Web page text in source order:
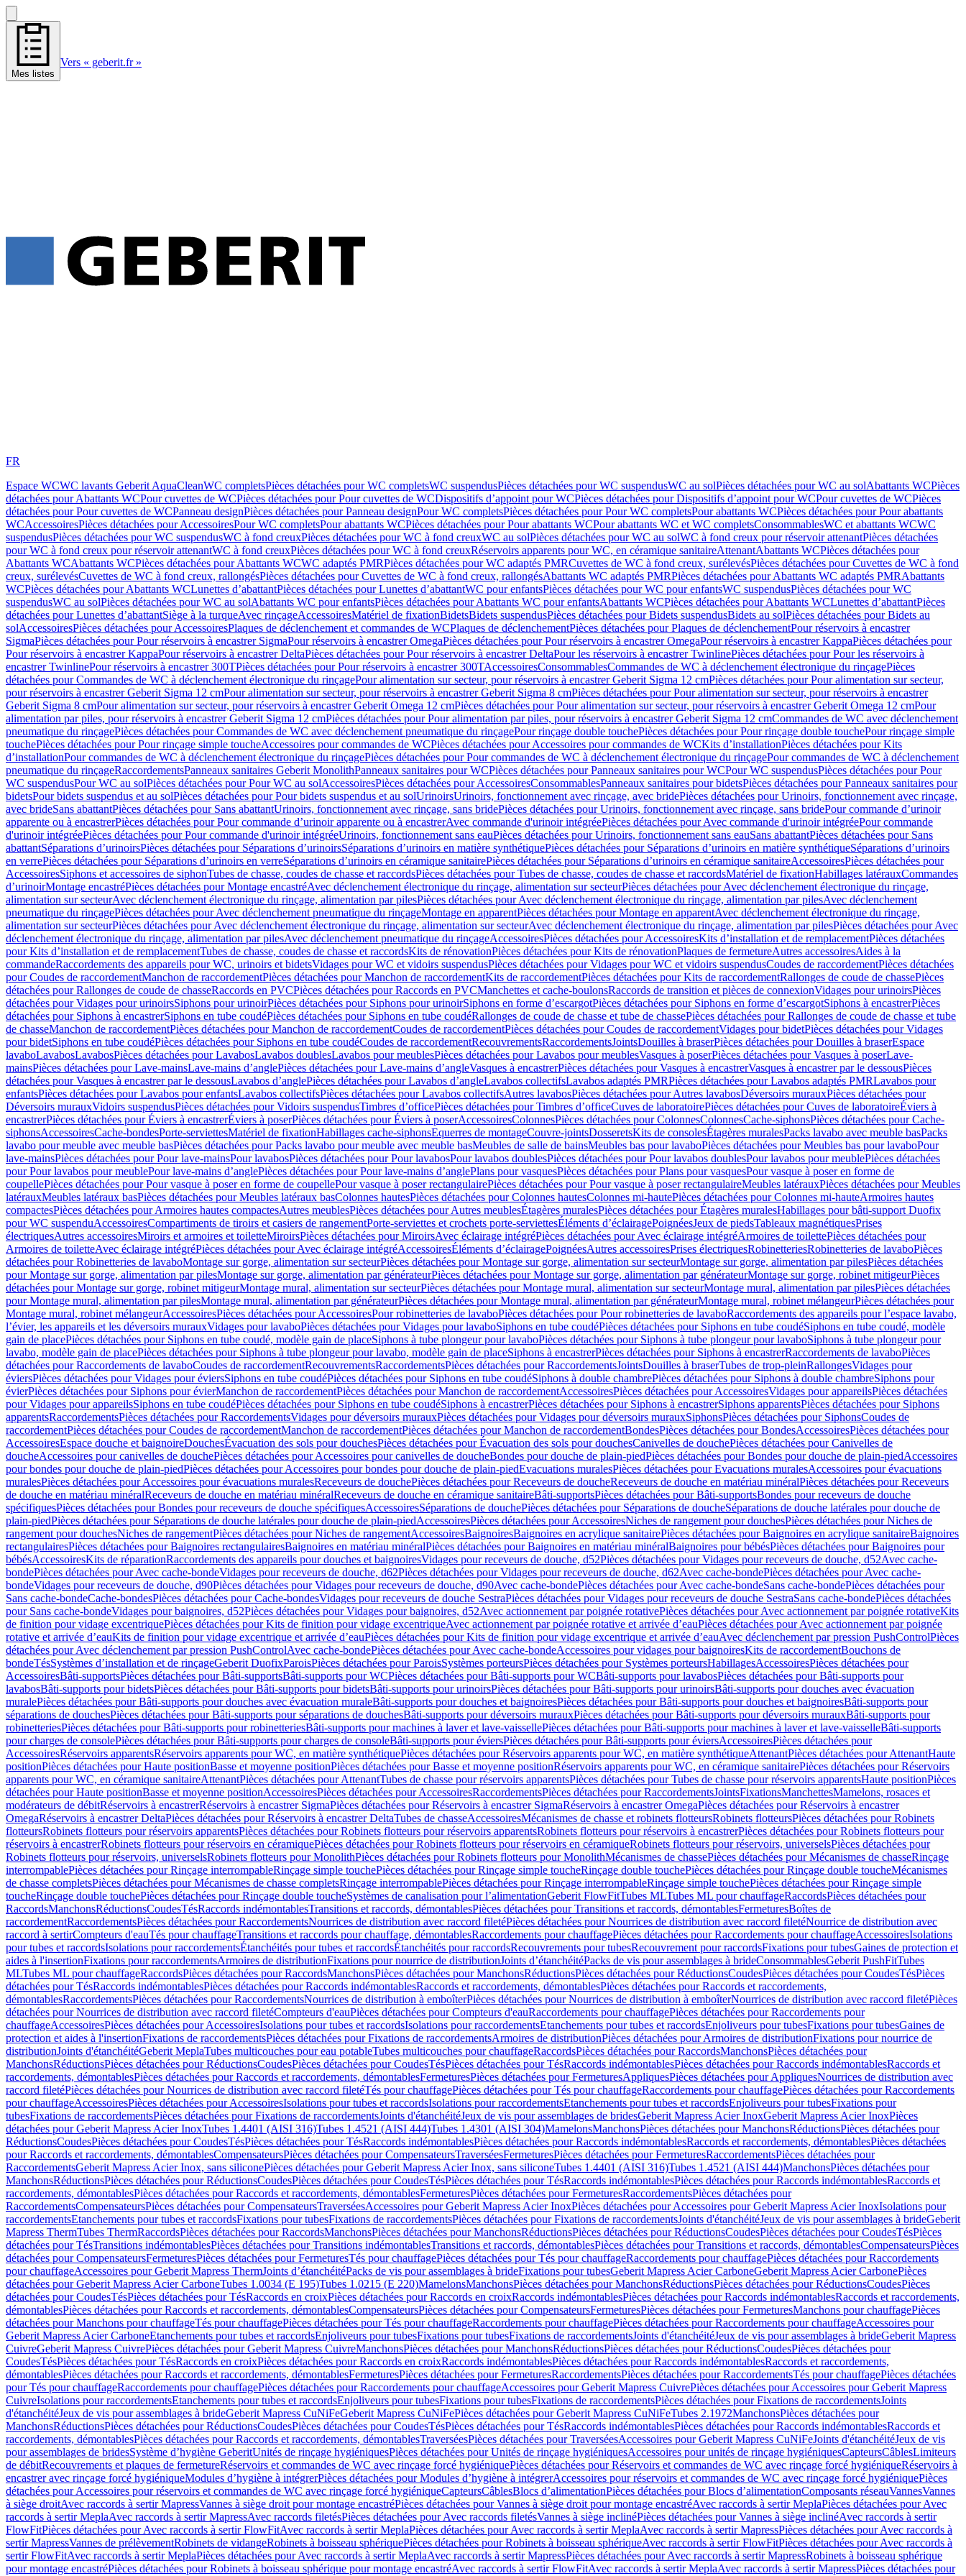
Mes listes
Vers « geberit.fr »
FR
Espace WCWC lavants Geberit AquaCleanWC completsPièces détachées pour WC completsWC suspendusPièces détachées pour WC suspendusWC au solPièces détachées pour WC au solAbattants WCPièces
détachées pour Abattants WCPour cuvettes de WCPièces détachées pour Pour cuvettes de WCDispositifs d’appoint pour WCPièces détachées pour Dispositifs d’appoint pour WCPour cuvettes de WCPièces
détachées pour Pour cuvettes de WCPanneau designPièces détachées pour Panneau designPour WC completsPièces détachées pour Pour WC completsPour abattants WCPièces détachées pour Pour abattants
WCAccessoiresPièces détachées pour AccessoiresPour WC completsPour abattants WCPièces détachées pour Pour abattants WCPour abattants WC et WC completsConsommablesWC et abattants WCWC
suspendusPièces détachées pour WC suspendusWC à fond creuxPièces détachées pour WC à fond creuxWC au solPièces détachées pour WC au solWC à fond creux pour réservoir attenantPièces détachées
pour WC à fond creux pour réservoir attenantWC à fond creuxPièces détachées pour WC à fond creuxRéservoirs apparents pour WC, en céramique sanitaireAttenantAbattants WCPièces détachées pour
Abattants WCAbattants WCPièces détachées pour Abattants WCWC adaptés PMRPièces détachées pour WC adaptés PMRCuvettes de WC à fond creux, surélevésPièces détachées pour Cuvettes de WC à fond
creux, surélevésCuvettes de WC à fond creux, rallongésPièces détachées pour Cuvettes de WC à fond creux, rallongésAbattants WC adaptés PMRPièces détachées pour Abattants WC adaptés PMRAbattants
WCPièces détachées pour Abattants WCLunettes d’abattantPièces détachées pour Lunettes d’abattantWC pour enfantsPièces détachées pour WC pour enfantsWC suspendusPièces détachées pour WC
suspendusWC au solPièces détachées pour WC au solAbattants WC pour enfantsPièces détachées pour Abattants WC pour enfantsAbattants WCPièces détachées pour Abattants WCLunettes d’abattantPièces
détachées pour Lunettes d’abattantSiège à la turqueAvec rinçageAccessoiresMatériel de fixationBidetsBidets suspendusPièces détachées pour Bidets suspendusBidets au solPièces détachées pour Bidets au
solAccessoiresPièces détachées pour AccessoiresPlaques de déclenchement et commandes de WCPlaques de déclenchementPièces détachées pour Plaques de déclenchementPour réservoirs à encastrer
SigmaPièces détachées pour Pour réservoirs à encastrer SigmaPour réservoirs à encastrer OmegaPièces détachées pour Pour réservoirs à encastrer OmegaPour réservoirs à encastrer KappaPièces détachées pour
Pour réservoirs à encastrer KappaPour réservoirs à encastrer DeltaPièces détachées pour Pour réservoirs à encastrer DeltaPour les réservoirs à encastrer TwinlinePièces détachées pour Pour les réservoirs à
encastrer TwinlinePour réservoirs à encastrer 300TPièces détachées pour Pour réservoirs à encastrer 300TAccessoiresConsommablesCommandes de WC à déclenchement électronique du rinçagePièces
détachées pour Commandes de WC à déclenchement électronique du rinçagePour alimentation sur secteur, pour réservoirs à encastrer Geberit Sigma 12 cmPièces détachées pour Pour alimentation sur secteur,
pour réservoirs à encastrer Geberit Sigma 12 cmPour alimentation sur secteur, pour réservoirs à encastrer Geberit Sigma 8 cmPièces détachées pour Pour alimentation sur secteur, pour réservoirs à encastrer
Geberit Sigma 8 cmPour alimentation sur secteur, pour réservoirs à encastrer Geberit Omega 12 cmPièces détachées pour Pour alimentation sur secteur, pour réservoirs à encastrer Geberit Omega 12 cmPour
alimentation par piles, pour réservoirs à encastrer Geberit Sigma 12 cmPièces détachées pour Pour alimentation par piles, pour réservoirs à encastrer Geberit Sigma 12 cmCommandes de WC avec déclenchement
pneumatique du rinçagePièces détachées pour Commandes de WC avec déclenchement pneumatique du rinçagePour rinçage double touchePièces détachées pour Pour rinçage double touchePour rinçage simple
touchePièces détachées pour Pour rinçage simple toucheAccessoires pour commandes de WCPièces détachées pour Accessoires pour commandes de WCKits d’installationPièces détachées pour Kits
d’installationPour commandes de WC à déclenchement électronique du rinçagePièces détachées pour Pour commandes de WC à déclenchement électronique du rinçagePour commandes de WC à déclenchement
pneumatique du rinçageRaccordementsPanneaux sanitaires Geberit MonolithPanneaux sanitaires pour WCPièces détachées pour Panneaux sanitaires pour WCPour WC suspendusPièces détachées pour Pour
WC suspendusPour WC au solPièces détachées pour Pour WC au solAccessoiresPièces détachées pour AccessoiresConsommablesPanneaux sanitaires pour bidetsPièces détachées pour Panneaux sanitaires pour
bidetsPour bidets suspendus et au solPièces détachées pour Pour bidets suspendus et au solUrinoirsUrinoirs, fonctionnement avec rinçage, avec bridePièces détachées pour Urinoirs, fonctionnement avec rinçage,
avec brideSans abattantPièces détachées pour Sans abattantUrinoirs, fonctionnement avec rinçage, sans bridePièces détachées pour Urinoirs, fonctionnement avec rinçage, sans bridePour commande d’urinoir
apparente ou à encastrerPièces détachées pour Pour commande d’urinoir apparente ou à encastrerAvec commande d'urinoir intégréePièces détachées pour Avec commande d'urinoir intégréePour commande
d'urinoir intégréePièces détachées pour Pour commande d'urinoir intégréeUrinoirs, fonctionnement sans eauPièces détachées pour Urinoirs, fonctionnement sans eauSans abattantPièces détachées pour Sans
abattantSéparations d’urinoirsPièces détachées pour Séparations d’urinoirsSéparations d’urinoirs en matière synthétiquePièces détachées pour Séparations d’urinoirs en matière synthétiqueSéparations d’urinoirs
en verrePièces détachées pour Séparations d’urinoirs en verreSéparations d’urinoirs en céramique sanitairePièces détachées pour Séparations d’urinoirs en céramique sanitaireAccessoiresPièces détachées pour
AccessoiresSiphons et accessoires de siphonTubes de chasse, coudes de chasse et raccordsPièces détachées pour Tubes de chasse, coudes de chasse et raccordsMatériel de fixationHabillages latérauxCommandes
dʼurinoirMontage encastréPièces détachées pour Montage encastréAvec déclenchement électronique du rinçage, alimentation sur secteurPièces détachées pour Avec déclenchement électronique du rinçage,
alimentation sur secteurAvec déclenchement électronique du rinçage, alimentation par pilesPièces détachées pour Avec déclenchement électronique du rinçage, alimentation par pilesAvec déclenchement
pneumatique du rinçagePièces détachées pour Avec déclenchement pneumatique du rinçageMontage en apparentPièces détachées pour Montage en apparentAvec déclenchement électronique du rinçage,
alimentation sur secteurPièces détachées pour Avec déclenchement électronique du rinçage, alimentation sur secteurAvec déclenchement électronique du rinçage, alimentation par pilesPièces détachées pour Avec
déclenchement électronique du rinçage, alimentation par pilesAvec déclenchement pneumatique du rinçageAccessoiresPièces détachées pour AccessoiresKits d’installation et de remplacementPièces détachées
pour Kits d’installation et de remplacementTubes de chasse, coudes de chasse et raccordsKits de rénovationPièces détachées pour Kits de rénovationPlaques de fermetureAutres accessoiresAides à la
commandeRaccordements des appareils pour WC, urinoirs et bidetsVidages pour WC et vidoirs suspendusPièces détachées pour Vidages pour WC et vidoirs suspendusCoudes de raccordementPièces détachées
pour Coudes de raccordementManchon de raccordementPièces détachées pour Manchon de raccordementKits de raccordementPièces détachées pour Kits de raccordementRallonges de coude de chassePièces
détachées pour Rallonges de coude de chasseRaccords en PVCPièces détachées pour Raccords en PVCManchettes et cache-boulonsRaccords de transition et pièces de connexionVidages pour urinoirsPièces
détachées pour Vidages pour urinoirsSiphons pour urinoirPièces détachées pour Siphons pour urinoirSiphons en forme d’escargotPièces détachées pour Siphons en forme d’escargotSiphons à encastrerPièces
détachées pour Siphons à encastrerSiphons en tube coudéPièces détachées pour Siphons en tube coudéRallonges de coude de chasse et tube de chassePièces détachées pour Rallonges de coude de chasse et tube
de chasseManchon de raccordementPièces détachées pour Manchon de raccordementCoudes de raccordementPièces détachées pour Coudes de raccordementVidages pour bidetPièces détachées pour Vidages
pour bidetSiphons en tube coudéPièces détachées pour Siphons en tube coudéCoudes de raccordementRecouvrementsRaccordementsJointsDouilles à braserPièces détachées pour Douilles à braserEspace
lavaboLavabosLavabosPièces détachées pour LavabosLavabos doublesLavabos pour meublesPièces détachées pour Lavabos pour meublesVasques à poserPièces détachées pour Vasques à poserLave-
mainsPièces détachées pour Lave-mainsLave-mains d’anglePièces détachées pour Lave-mains d’angleVasques à encastrerPièces détachées pour Vasques à encastrerVasques à encastrer par le dessousPièces
détachées pour Vasques à encastrer par le dessousLavabos d’anglePièces détachées pour Lavabos d’angleLavabos collectifsLavabos adaptés PMRPièces détachées pour Lavabos adaptés PMRLavabos pour
enfantsPièces détachées pour Lavabos pour enfantsLavabos collectifsPièces détachées pour Lavabos collectifsAutres lavabosPièces détachées pour Autres lavabosDéversoirs murauxPièces détachées pour
Déversoirs murauxVidoirs suspendusPièces détachées pour Vidoirs suspendusTimbres dʼofficePièces détachées pour Timbres dʼofficeCuves de laboratoirePièces détachées pour Cuves de laboratoireÉviers à
encastrerPièces détachées pour Éviers à encastrerÉviers à poserPièces détachées pour Éviers à poserAccessoiresColonnesPièces détachées pour ColonnesColonnesCache-siphonsPièces détachées pour Cache-
siphonsAccessoiresCache-bondesPorte-serviettesMatériel de fixationHabillages cache-siphonsEquerres de montageCouvre-jointsDosseretsKits de consolesÉtagères muralesPacks lavabo avec meuble basPacks
lavabo pour meuble avec meuble basPièces détachées pour Packs lavabo pour meuble avec meuble basMeubles de salle de bainsMeubles bas pour lavaboPièces détachées pour Meubles bas pour lavaboPour
lave-mainsPièces détachées pour Pour lave-mainsPour lavabosPièces détachées pour Pour lavabosPour lavabos doublesPièces détachées pour Pour lavabos doublesPour lavabos pour meublePièces détachées
pour Pour lavabos pour meublePour lave-mains d’anglePièces détachées pour Pour lave-mains d’anglePlans pour vasquesPièces détachées pour Plans pour vasquesPour vasque à poser en forme de
coupellePièces détachées pour Pour vasque à poser en forme de coupellePour vasque à poser rectangulairePièces détachées pour Pour vasque à poser rectangulaireMeubles latérauxPièces détachées pour Meubles
latérauxMeubles latéraux basPièces détachées pour Meubles latéraux basColonnes hautesPièces détachées pour Colonnes hautesColonnes mi-hautePièces détachées pour Colonnes mi-hauteArmoires hautes
compactesPièces détachées pour Armoires hautes compactesAutres meublesPièces détachées pour Autres meublesÉtagères muralesPièces détachées pour Étagères muralesHabillages pour bâti-support Duofix
pour WC suspenduAccessoiresCompartiments de tiroirs et casiers de rangementPorte-serviettes et crochets porte-serviettesÉléments d’éclairagePoignéesJeux de piedsTableaux magnétiquesPrises
électriquesAutres accessoiresMiroirs et armoires et toiletteMiroirsPièces détachées pour MiroirsAvec éclairage intégréPièces détachées pour Avec éclairage intégréArmoires de toilettePièces détachées pour
Armoires de toiletteAvec éclairage intégréPièces détachées pour Avec éclairage intégréAccessoiresÉléments d’éclairagePoignéesAutres accessoiresPrises électriquesRobinetteriesRobinetteries de lavaboPièces
détachées pour Robinetteries de lavaboMontage sur gorge, alimentation sur secteurPièces détachées pour Montage sur gorge, alimentation sur secteurMontage sur gorge, alimentation par pilesPièces détachées
pour Montage sur gorge, alimentation par pilesMontage sur gorge, alimentation par générateurPièces détachées pour Montage sur gorge, alimentation par générateurMontage sur gorge, robinet mitigeurPièces
détachées pour Montage sur gorge, robinet mitigeurMontage mural, alimentation sur secteurPièces détachées pour Montage mural, alimentation sur secteurMontage mural, alimentation par pilesPièces détachées
pour Montage mural, alimentation par pilesMontage mural, alimentation par générateurPièces détachées pour Montage mural, alimentation par générateurMontage mural, robinet mélangeurPièces détachées pour
Montage mural, robinet mélangeurAccessoiresPièces détachées pour AccessoiresPour robinetteries de lavaboPièces détachées pour Pour robinetteries de lavaboRaccordements des appareils pour l’espace lavabo,
l’évier, les appareils et les déversoirs murauxVidages pour lavaboPièces détachées pour Vidages pour lavaboSiphons en tube coudéPièces détachées pour Siphons en tube coudéSiphons en tube coudé, modèle
gain de placePièces détachées pour Siphons en tube coudé, modèle gain de placeSiphons à tube plongeur pour lavaboPièces détachées pour Siphons à tube plongeur pour lavaboSiphons à tube plongeur pour
lavabo, modèle gain de placePièces détachées pour Siphons à tube plongeur pour lavabo, modèle gain de placeSiphons à encastrerPièces détachées pour Siphons à encastrerRaccordements de lavaboPièces
détachées pour Raccordements de lavaboCoudes de raccordementRecouvrementsRaccordementsPièces détachées pour RaccordementsJointsDouilles à braserTubes de trop-pleinRallongesVidages pour
éviersPièces détachées pour Vidages pour éviersSiphons en tube coudéPièces détachées pour Siphons en tube coudéSiphons à double chambrePièces détachées pour Siphons à double chambreSiphons pour
évierPièces détachées pour Siphons pour évierManchon de raccordementPièces détachées pour Manchon de raccordementAccessoiresPièces détachées pour AccessoiresVidages pour appareilsPièces détachées
pour Vidages pour appareilsSiphons en tube coudéPièces détachées pour Siphons en tube coudéSiphons à encastrerPièces détachées pour Siphons à encastrerSiphons apparentsPièces détachées pour Siphons
apparentsRaccordementsPièces détachées pour RaccordementsVidages pour déversoirs murauxPièces détachées pour Vidages pour déversoirs murauxSiphonsPièces détachées pour SiphonsCoudes de
raccordementPièces détachées pour Coudes de raccordementManchon de raccordementPièces détachées pour Manchon de raccordementBondesPièces détachées pour BondesAccessoiresPièces détachées pour
AccessoiresEspace douche et baignoireDouchesÉvacuation des sols pour douchesPièces détachées pour Évacuation des sols pour douchesCanivelles de douchePièces détachées pour Canivelles de
doucheAccessoires pour canivelles de douchePièces détachées pour Accessoires pour canivelles de doucheBondes pour douche de plain-piedPièces détachées pour Bondes pour douche de plain-piedAccessoires
pour bondes pour douche de plain-piedPièces détachées pour Accessoires pour bondes pour douche de plain-piedEvacuations muralesPièces détachées pour Evacuations muralesAccessoires pour évacuations
muralesPièces détachées pour Accessoires pour évacuations muralesReceveurs de douchePièces détachées pour Receveurs de doucheReceveurs de douche en matériau minéralPièces détachées pour Receveurs
de douche en matériau minéralReceveurs de douche en matériau minéralReceveurs de douche en céramique sanitaireBâti-supportsPièces détachées pour Bâti-supportsBondes pour receveurs de douche
spécifiquesPièces détachées pour Bondes pour receveurs de douche spécifiquesAccessoiresSéparations de douchePièces détachées pour Séparations de doucheSéparations de douche latérales pour douche de
plain-piedPièces détachées pour Séparations de douche latérales pour douche de plain-piedAccessoiresPièces détachées pour AccessoiresNiches de rangement pour douchesPièces détachées pour Niches de
rangement pour douchesNiches de rangementPièces détachées pour Niches de rangementAccessoiresBaignoiresBaignoires en acrylique sanitairePièces détachées pour Baignoires en acrylique sanitaireBaignoires
rectangulairesPièces détachées pour Baignoires rectangulairesBaignoires en matériau minéralPièces détachées pour Baignoires en matériau minéralBaignoires pour bébésPièces détachées pour Baignoires pour
bébésAccessoiresKits de réparationRaccordements des appareils pour douches et baignoiresVidages pour receveurs de douche, d52Pièces détachées pour Vidages pour receveurs de douche, d52Avec cache-
bondePièces détachées pour Avec cache-bondeVidages pour receveurs de douche, d62Pièces détachées pour Vidages pour receveurs de douche, d62Avec cache-bondePièces détachées pour Avec cache-
bondeVidages pour receveurs de douche, d90Pièces détachées pour Vidages pour receveurs de douche, d90Avec cache-bondePièces détachées pour Avec cache-bondeSans cache-bondePièces détachées pour
Sans cache-bondeCache-bondesPièces détachées pour Cache-bondesVidages pour receveurs de douche SestraPièces détachées pour Vidages pour receveurs de douche SestraSans cache-bondePièces détachées
pour Sans cache-bondeVidages pour baignoires, d52Pièces détachées pour Vidages pour baignoires, d52Avec actionnement par poignée rotativePièces détachées pour Avec actionnement par poignée rotativeKits
de finition pour vidage excentriquePièces détachées pour Kits de finition pour vidage excentriqueAvec actionnement par poignée rotative et arrivée d’eauPièces détachées pour Avec actionnement par poignée
rotative et arrivée d’eauKits de finition pour vidage excentrique et arrivée d’eauPièces détachées pour Kits de finition pour vidage excentrique et arrivée d’eauAvec déclenchement par pression PushControlPièces
détachées pour Avec déclenchement par pression PushControlAvec cache-bondePièces détachées pour Avec cache-bondeAccessoires pour vidages pour baignoiresKits de raccordementBouchons de
bondeTésSystèmes d’installation et de rinçageGeberit DuofixParoisPièces détachées pour ParoisSystèmes porteursPièces détachées pour Systèmes porteursHabillagesAccessoiresPièces détachées pour
AccessoiresBâti-supportsPièces détachées pour Bâti-supportsBâti-supports pour WCPièces détachées pour Bâti-supports pour WCBâti-supports pour lavabosPièces détachées pour Bâti-supports pour
lavabosBâti-supports pour bidetsPièces détachées pour Bâti-supports pour bidetsBâti-supports pour urinoirsPièces détachées pour Bâti-supports pour urinoirsBâti-supports pour douches avec évacuation
muralePièces détachées pour Bâti-supports pour douches avec évacuation muraleBâti-supports pour douches et baignoiresPièces détachées pour Bâti-supports pour douches et baignoiresBâti-supports pour
séparations de douchesPièces détachées pour Bâti-supports pour séparations de douchesBâti-supports pour déversoirs murauxPièces détachées pour Bâti-supports pour déversoirs murauxBâti-supports pour
robinetteriesPièces détachées pour Bâti-supports pour robinetteriesBâti-supports pour machines à laver et lave-vaissellePièces détachées pour Bâti-supports pour machines à laver et lave-vaisselleBâti-supports
pour charges de consolePièces détachées pour Bâti-supports pour charges de consoleBâti-supports pour éviersPièces détachées pour Bâti-supports pour éviersAccessoiresPièces détachées pour
AccessoiresRéservoirs apparentsRéservoirs apparents pour WC, en matière synthétiquePièces détachées pour Réservoirs apparents pour WC, en matière synthétiqueAttenantPièces détachées pour AttenantHaute
positionPièces détachées pour Haute positionBasse et moyenne positionPièces détachées pour Basse et moyenne positionRéservoirs apparents pour WC, en céramique sanitairePièces détachées pour Réservoirs
apparents pour WC, en céramique sanitaireAttenantPièces détachées pour AttenantTubes de chasse pour réservoirs apparentsPièces détachées pour Tubes de chasse pour réservoirs apparentsHaute positionPièces
détachées pour Haute positionBasse et moyenne positionAccessoiresPièces détachées pour AccessoiresRaccordementsPièces détachées pour RaccordementsJointsFixationsManchettesMamelons, rosaces et
modérateurs de débitRéservoirs à encastrerRéservoirs à encastrer SigmaPièces détachées pour Réservoirs à encastrer SigmaRéservoirs à encastrer OmegaPièces détachées pour Réservoirs à encastrer
OmegaRéservoirs à encastrer DeltaPièces détachées pour Réservoirs à encastrer DeltaTubes de chasseAccessoiresMécanismes de chasse et robinets flotteursRobinets flotteursPièces détachées pour Robinets
flotteursRobinets flotteurs pour réservoirs apparentsPièces détachées pour Robinets flotteurs pour réservoirs apparentsRobinets flotteurs pour réservoirs à encastrerPièces détachées pour Robinets flotteurs pour
réservoirs à encastrerRobinets flotteurs pour réservoirs en céramiquePièces détachées pour Robinets flotteurs pour réservoirs en céramiqueRobinets flotteurs pour réservoirs, universelsPièces détachées pour
Robinets flotteurs pour réservoirs, universelsRobinets flotteurs pour MonolithPièces détachées pour Robinets flotteurs pour MonolithMécanismes de chassePièces détachées pour Mécanismes de chasseRinçage
interrompablePièces détachées pour Rinçage interrompableRinçage simple touchePièces détachées pour Rinçage simple toucheRinçage double touchePièces détachées pour Rinçage double toucheMécanismes
de chasse completsPièces détachées pour Mécanismes de chasse completsRinçage interrompablePièces détachées pour Rinçage interrompableRinçage simple touchePièces détachées pour Rinçage simple
toucheRinçage double touchePièces détachées pour Rinçage double toucheSystèmes de canalisation pour l’alimentationGeberit FlowFitTubes MLTubes ML pour chauffageRaccordsPièces détachées pour
RaccordsManchonsRéductionsCoudesTésRaccords indémontablesTransitions et raccords, démontablesPièces détachées pour Transitions et raccords, démontablesFermeturesBoîtes de
raccordementRaccordementsPièces détachées pour RaccordementsNourrices de distribution avec raccord filetéPièces détachées pour Nourrices de distribution avec raccord filetéNourrice de distribution avec
raccord à sertirCompteurs d'eauTés pour chauffageTransitions et raccords pour chauffage, démontablesRaccordements pour chauffagePièces détachées pour Raccordements pour chauffageAccessoiresIsolations
pour tubes et raccordsIsolations pour raccordementsÉtanchéités pour tubes et raccordsÉtanchéités pour raccordsRecouvrements pour tubesRecouvrement pour raccordsFixations pour tubesGaines de protection et
aides à l'insertionFixations pour raccordementsArmoires de distributionFixations pour nourrice de distributionJoints d’étanchéitéPacks de vis pour assemblages à brideConsommablesGeberit PushFitTubes
MLTubes ML pour chauffageRaccordsPièces détachées pour RaccordsManchonsPièces détachées pour ManchonsRéductionsPièces détachées pour RéductionsCoudesPièces détachées pour CoudesTésPièces
détachées pour TésRaccords indémontablesPièces détachées pour Raccords indémontablesRaccords et raccordements, démontablesPièces détachées pour Raccords et raccordements,
démontablesRaccordementsPièces détachées pour RaccordementsNourrices de distribution à emboîterPièces détachées pour Nourrices de distribution à emboîterNourrices de distribution avec raccord filetéPièces
détachées pour Nourrices de distribution avec raccord filetéCompteurs d'eauPièces détachées pour Compteurs d'eauRaccordements pour chauffagePièces détachées pour Raccordements pour
chauffageAccessoiresPièces détachées pour AccessoiresIsolations pour tubes et raccordsIsolations pour raccordementsEtanchements pour tubes et raccordsEnjoliveurs pour tubesFixations pour tubesGaines de
protection et aides à l'insertionFixations de raccordementsPièces détachées pour Fixations de raccordementsArmoires de distributionPièces détachées pour Armoires de distributionFixations pour nourrice de
distributionJoints d'étanchéitéGeberit MeplaTubes multicouches pour eau potableTubes multicouches pour chauffageRaccordsPièces détachées pour RaccordsManchonsPièces détachées pour
ManchonsRéductionsPièces détachées pour RéductionsCoudesPièces détachées pour CoudesTésPièces détachées pour TésRaccords indémontablesPièces détachées pour Raccords indémontablesRaccords et
raccordements, démontablesPièces détachées pour Raccords et raccordements, démontablesFermeturesPièces détachées pour FermeturesAppliquesPièces détachées pour AppliquesNourrices de distribution avec
raccord filetéPièces détachées pour Nourrices de distribution avec raccord filetéTés pour chauffagePièces détachées pour Tés pour chauffageRaccordements pour chauffagePièces détachées pour Raccordements
pour chauffageAccessoiresPièces détachées pour AccessoiresIsolations pour tubes et raccordsIsolations pour raccordementsEtanchements pour tubes et raccordsEnjoliveurs pour tubesFixations pour
tubesFixations de raccordementsPièces détachées pour Fixations de raccordementsJoints d'étanchéitéJeux de vis pour assemblages de bridesGeberit Mapress Acier InoxGeberit Mapress Acier InoxPièces
détachées pour Geberit Mapress Acier InoxTubes 1.4401 (AISI 316)Tubes 1.4521 (AISI 444)Tubes 1.4301 (AISI 304)MamelonsManchonsPièces détachées pour ManchonsRéductionsPièces détachées pour
RéductionsCoudesPièces détachées pour CoudesTésPièces détachées pour TésRaccords indémontablesPièces détachées pour Raccords indémontablesRaccords et raccordements, démontablesPièces détachées
pour Raccords et raccordements, démontablesCompensateursPièces détachées pour CompensateursTraverséesFermeturesPièces détachées pour FermeturesRaccordementsPièces détachées pour
RaccordementsGeberit Mapress Acier Inox, sans siliconePièces détachées pour Geberit Mapress Acier Inox, sans siliconeTubes 1.4401 (AISI 316)Tubes 1.4521 (AISI 444)ManchonsPièces détachées pour
ManchonsRéductionsPièces détachées pour RéductionsCoudesPièces détachées pour CoudesTésPièces détachées pour TésRaccords indémontablesPièces détachées pour Raccords indémontablesRaccords et
raccordements, démontablesPièces détachées pour Raccords et raccordements, démontablesFermeturesPièces détachées pour FermeturesRaccordementsPièces détachées pour
RaccordementsCompensateursPièces détachées pour CompensateursTraverséesAccessoires pour Geberit Mapress Acier InoxPièces détachées pour Accessoires pour Geberit Mapress Acier InoxIsolations pour
raccordementsEtanchements pour tubes et raccordsFixations pour tubesFixations de raccordementsPièces détachées pour Fixations de raccordementsJoints d'étanchéitéJeux de vis pour assemblages à brideGeberit
Mapress ThermTubes ThermRaccordsPièces détachées pour RaccordsManchonsPièces détachées pour ManchonsRéductionsPièces détachées pour RéductionsCoudesPièces détachées pour CoudesTésPièces
détachées pour TésTransitions indémontablesPièces détachées pour Transitions indémontablesTransitions et raccords, démontablesPièces détachées pour Transitions et raccords, démontablesCompensateursPièces
détachées pour CompensateursFermeturesPièces détachées pour FermeturesTés pour chauffagePièces détachées pour Tés pour chauffageRaccordements pour chauffagePièces détachées pour Raccordements
pour chauffageAccessoires pour Geberit Mapress ThermJoints d’étanchéitéPacks de vis pour assemblages à brideFixations pour tubesGeberit Mapress Acier CarboneGeberit Mapress Acier CarbonePièces
détachées pour Geberit Mapress Acier CarboneTubes 1.0034 (E 195)Tubes 1.0215 (E 220)MamelonsManchonsPièces détachées pour ManchonsRéductionsPièces détachées pour RéductionsCoudesPièces
détachées pour CoudesTésPièces détachées pour TésRaccords en croixPièces détachées pour Raccords en croixRaccords indémontablesPièces détachées pour Raccords indémontablesRaccords et raccordements,
démontablesPièces détachées pour Raccords et raccordements, démontablesCompensateursPièces détachées pour CompensateursFermeturesPièces détachées pour FermeturesManchons pour chauffagePièces
détachées pour Manchons pour chauffageTés pour chauffagePièces détachées pour Tés pour chauffageRaccordements pour chauffagePièces détachées pour Raccordements pour chauffageAccessoires pour
Geberit Mapress Acier CarboneEtanchements pour tubes et raccordsEnjoliveurs pour tubesFixations pour tubesFixations de raccordementsJoints d'étanchéitéJeux de vis pour assemblages à brideGeberit Mapress
CuivreGeberit Mapress CuivrePièces détachées pour Geberit Mapress CuivreManchonsPièces détachées pour ManchonsRéductionsPièces détachées pour RéductionsCoudesPièces détachées pour
CoudesTésPièces détachées pour TésRaccords en croixPièces détachées pour Raccords en croixRaccords indémontablesPièces détachées pour Raccords indémontablesRaccords et raccordements,
démontablesPièces détachées pour Raccords et raccordements, démontablesFermeturesPièces détachées pour FermeturesRaccordementsPièces détachées pour RaccordementsTés pour chauffagePièces détachées
pour Tés pour chauffageRaccordements pour chauffagePièces détachées pour Raccordements pour chauffageAccessoires pour Geberit Mapress CuivrePièces détachées pour Accessoires pour Geberit Mapress
CuivreIsolations pour raccordementsEtanchements pour tubes et raccordsEnjoliveurs pour tubesFixations pour tubesFixations de raccordementsPièces détachées pour Fixations de raccordementsJoints
d'étanchéitéJeux de vis pour assemblages à brideGeberit Mapress CuNiFeGeberit Mapress CuNiFePièces détachées pour Geberit Mapress CuNiFeTubes 2.1972ManchonsPièces détachées pour
ManchonsRéductionsPièces détachées pour RéductionsCoudesPièces détachées pour CoudesTésPièces détachées pour TésRaccords indémontablesPièces détachées pour Raccords indémontablesRaccords et
raccordements, démontablesPièces détachées pour Raccords et raccordements, démontablesTraverséesPièces détachées pour TraverséesAccessoires pour Geberit Mapress CuNiFeJoints d'étanchéitéJeux de vis
pour assemblages de bridesSystème d’hygiène GeberitUnités de rinçage hygiéniquesPièces détachées pour Unités de rinçage hygiéniquesAccessoires pour unités de rinçage hygiéniquesCapteursCâblesLimiteurs
de débitRecouvrements et plaques de fermetureRéservoirs et commandes de WC avec rinçage forcé hygiéniquePièces détachées pour Réservoirs et commandes de WC avec rinçage forcé hygiéniqueRéservoirs à
encastrer avec rinçage forcé hygiéniqueModules d’hygiène à intégrerPièces détachées pour Modules d’hygiène à intégrerAccessoires pour réservoirs et commandes de WC avec rinçage forcé hygiéniquePièces
détachées pour Accessoires pour réservoirs et commandes de WC avec rinçage forcé hygiéniqueCapteursCâblesBlocs d’alimentationPièces détachées pour Blocs d’alimentationComposants réseauVannesVannes
à siège droitAvec raccords à sertir MapressVannes à siège droit pour montage encastréPièces détachées pour Vannes à siège droit pour montage encastréAvec raccords à sertir MeplaPièces détachées pour Avec
raccords à sertir MeplaAvec raccords à sertir MapressAvec raccords filetésPièces détachées pour Avec raccords filetésVannes à siège inclinéPièces détachées pour Vannes à siège inclinéAvec raccords à sertir
FlowFitPièces détachées pour Avec raccords à sertir FlowFitAvec raccords à sertir MeplaPièces détachées pour Avec raccords à sertir MeplaAvec raccords à sertir MapressPièces détachées pour Avec raccords à
sertir MapressVannes de prélèvementRobinets de vidangeRobinets à boisseau sphériquePièces détachées pour Robinets à boisseau sphériqueAvec raccords à sertir FlowFitPièces détachées pour Avec raccords à
sertir FlowFitAvec raccords à sertir MeplaPièces détachées pour Avec raccords à sertir MeplaAvec raccords à sertir MapressPièces détachées pour Avec raccords à sertir MapressRobinets à boisseau sphérique
pour montage encastréPièces détachées pour Robinets à boisseau sphérique pour montage encastréAvec raccords à sertir FlowFitAvec raccords à sertir MeplaAvec raccords à sertir MapressPièces détachées pour